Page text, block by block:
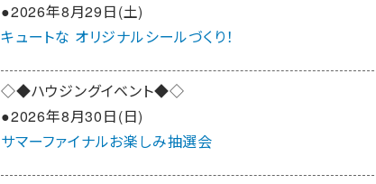
●2026年8月29日(土)
キュートな オリジナルシールづくり！
◇◆ハウジングイベント◆◇
●2026年8月30日(日)
サマーファイナルお楽しみ抽選会